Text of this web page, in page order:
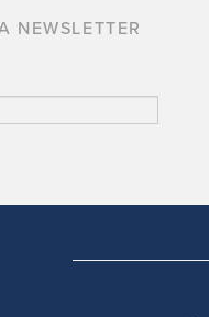
NEWSLETTER